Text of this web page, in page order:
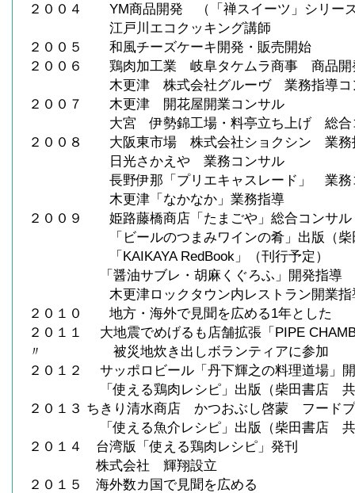
２００４ YM商品開発 （「禅スイーツ」シリー
江戸川エコクッキング講師
２００５ 和風チーズケーキ開発・販売開始
２００６ 鶏肉加工業 岐阜タケムラ商事 商品開
木更津 株式会社グルーヴ 業務指導コ
２００７ 木更津 開花屋開業コンサル
大宮 伊勢錦工場・料亭立ち上げ 総合
２００８ 大阪東市場 株式会社ショクシン 業務
日光さかえや 業務コンサル
長野伊那「プリエキャスレード」 業務
木更津「なかなか」業務指導
２００９ 姫路藤橋商店「たまごや」総合コンサル
「ビールのつまみワインの肴」出版（柴
「KAIKAYA RedBook」（刊行予定）
「醤油サブレ・胡麻くぐろふ」開発指導
木更津ロックタウン内レストラン開業指
２０１０ 地方・海外で見聞を広める1年とした
２０１１ 大地震でめげるも店舗拡張「PIPE
〃 被災地炊き出しボランティアに参加
２０１２ サッポロビール「丹下輝之の料理道場」
「使える鶏肉レシピ」出版（柴田書店 共
２０１３ ちきり清水商店 かつおぶし啓蒙 フード
「使える魚介レシピ」出版（柴田書店 共
２０１４ 台湾版「使える鶏肉レシピ」発刊
株式会社 輝翔設立
２０１５ 海外数カ国で見聞を広める